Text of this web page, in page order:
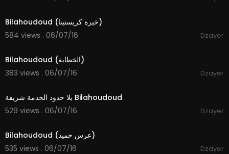
Bilahoudoud (خيرة كريستينا)
584 views . 06/07/16
Dzayer
Bilahoudoud (الخطابة)
383 views . 06/07/16
Dzayer
بلا حدود الخدمة شريفة Bilahoudoud
529 views . 06/07/16
Dzayer
Bilahoudoud (عرس حميد)
535 views . 06/07/16
Dzayer